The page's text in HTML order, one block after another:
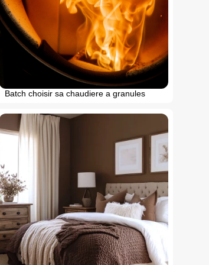
Batch choisir sa chaudiere a granules